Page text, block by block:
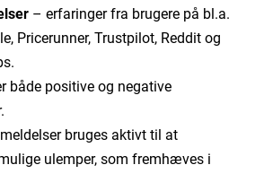
– erfaringer fra brugere på bl.a.
Pricerunner, Trustpilot, Reddit og
både positive og negative
bruges aktivt til at
ulemper, som fremhæves i